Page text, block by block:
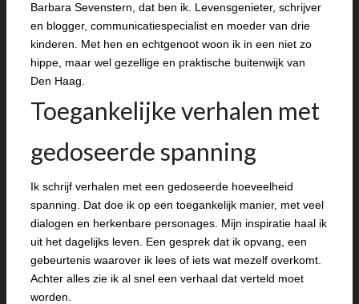
Barbara Sevenstern, dat ben ik. Levensgenieter, schrijver
en blogger, communicatiespecialist en moeder van drie
kinderen. Met hen en echtgenoot woon ik in een niet zo
hippe, maar wel gezellige en praktische buitenwijk van
Den Haag.
Toegankelijke verhalen met
gedoseerde spanning
Ik schrijf verhalen met een gedoseerde hoeveelheid
spanning. Dat doe ik op een toegankelijk manier, met veel
dialogen en herkenbare personages. Mijn inspiratie haal ik
uit het dagelijks leven. Een gesprek dat ik opvang, een
gebeurtenis waarover ik lees of iets wat mezelf overkomt.
Achter alles zie ik al snel een verhaal dat verteld moet
worden.